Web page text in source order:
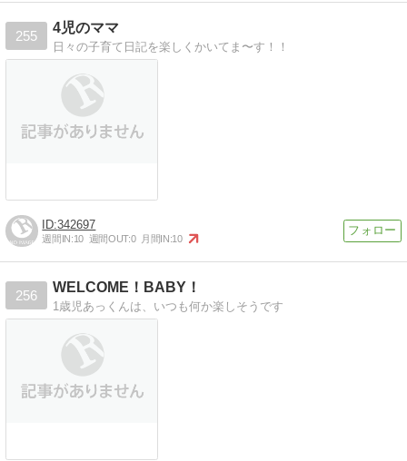
255
4児のママ
日々の子育て日記を楽しくかいてま〜す！！
342697
週間IN:10 週間OUT:0 月間IN:10
256
WELCOME！BABY！
1歳児あっくんは、いつも何か楽しそうです